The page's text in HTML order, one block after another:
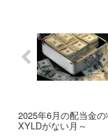
2025年6月の配当金
XYLDがない月～